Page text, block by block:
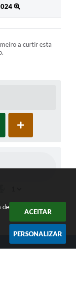
de
ACEITAR
PERSONALIZAR
a curtir esta